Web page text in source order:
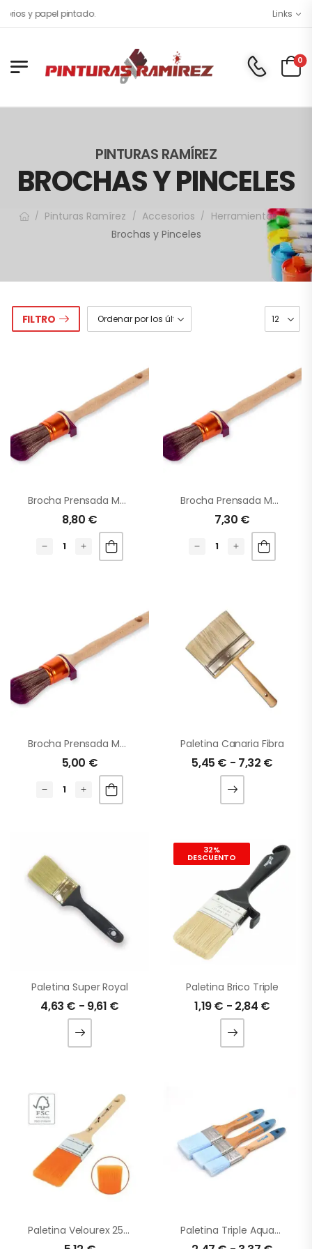
y papel pintado. Links
0
PINTURAS RAMÍREZ
BROCHAS Y PINCELES
/ Pinturas Ramírez / Accesorios / Herramientas /
Brochas y Pinceles
FILTRO
Brocha Prensada Mezcla N14
8,80 €
Brocha Prensada Mezcla N12
7,30 €
Brocha Prensada Mezcla N8
5,00 €
Paletina Canaria Fibra
5,45 € - 7,32 €
Paletina Super Royal
4,63 € - 9,61 €
32%
DESCUENTO
Paletina Brico Triple
1,19€ - 2,84 €
Paletina Velourex 25mm Paletina Triple Aquapro Azul